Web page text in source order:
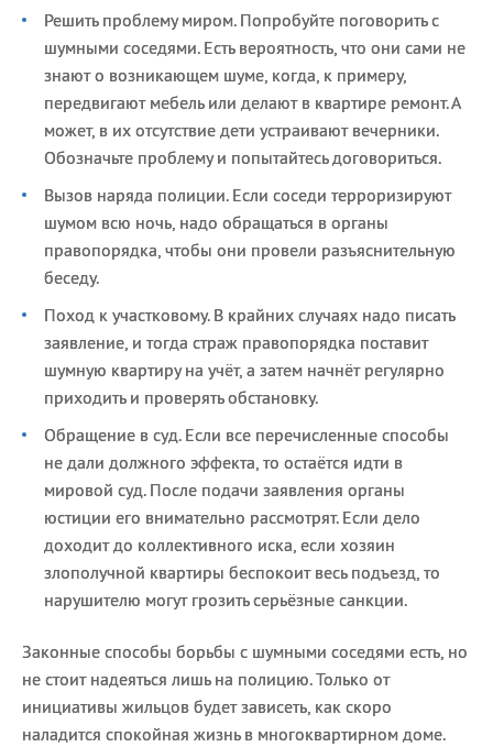
Решить проблему миром. Попробуйте поговорить с
шумными соседями. Есть вероятность, что они сами не
знают о возникающем шуме, когда, к примеру,
передвигают мебель или делают в квартире ремонт. А
может, в их отсутствие дети устраивают вечерники.
Обозначьте проблему и попытайтесь договориться.
Вызов наряда полиции. Если соседи терроризируют
шумом всю ночь, надо обращаться в органы
правопорядка, чтобы они провели разъяснительную
беседу.
Поход к участковому. В крайних случаях надо писать
заявление, и тогда страж правопорядка поставит
шумную квартиру на учёт, а затем начнёт регулярно
приходить и проверять обстановку.
Обращение в суд. Если все перечисленные способы
не дали должного эффекта, то остаётся идти в
мировой суд. После подачи заявления органы
юстиции его внимательно рассмотрят. Если дело
доходит до коллективного иска, если хозяин
злополучной квартиры беспокоит весь подъезд, то
нарушителю могут грозить серьёзные санкции.
Законные способы борьбы с шумными соседями есть, но
не стоит надеяться лишь на полицию. Только от
инициативы жильцов будет зависеть, как скоро
наладится спокойная жизнь в многоквартирном доме.